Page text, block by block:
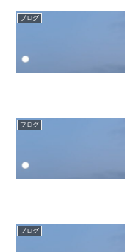
ブログ
ブログ
ブログ